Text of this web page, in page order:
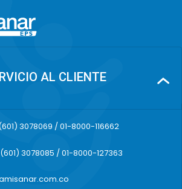
AL CLIENTE
3078069 / 01-8000-116662
3078085 / 01-8000-127363